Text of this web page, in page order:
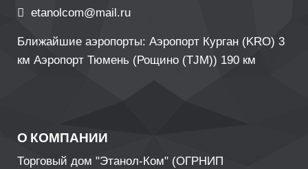
etanolcom@mail.ru
Ближайшие аэропорты: Аэропорт Курган (KRO) 3
км Аэропорт Тюмень (Рощино (TJM)) 190 км
О КОМПАНИИ
Торговый дом "Этанол-Ком" (ОГРНИП